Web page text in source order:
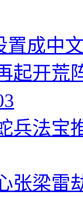
置成中
起开荒
兵法宝
张梁雷